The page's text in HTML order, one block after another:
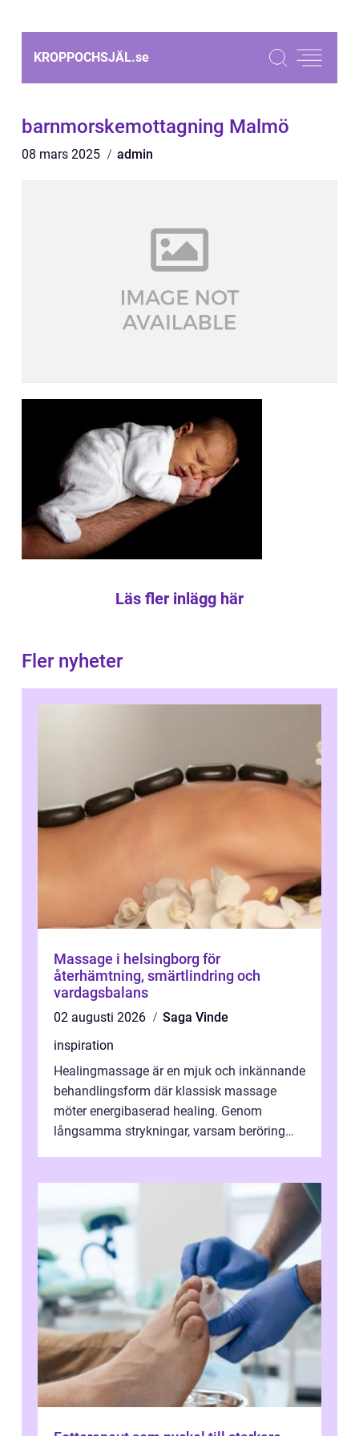
KROPPOCHSJÄL.se
barnmorskemottagning Malmö
08 mars 2025 admin
Läs fler inlägg här
Fler nyheter
Massage i helsingborg för
återhämtning, smärtlindring och
vardagsbalans
02 augusti 2026
Saga Vinde
inspiration
Healingmassage är en mjuk och inkännande
behandlingsform där klassisk massage
möter energibaserad healing. Genom
långsamma strykningar, varsam beröring